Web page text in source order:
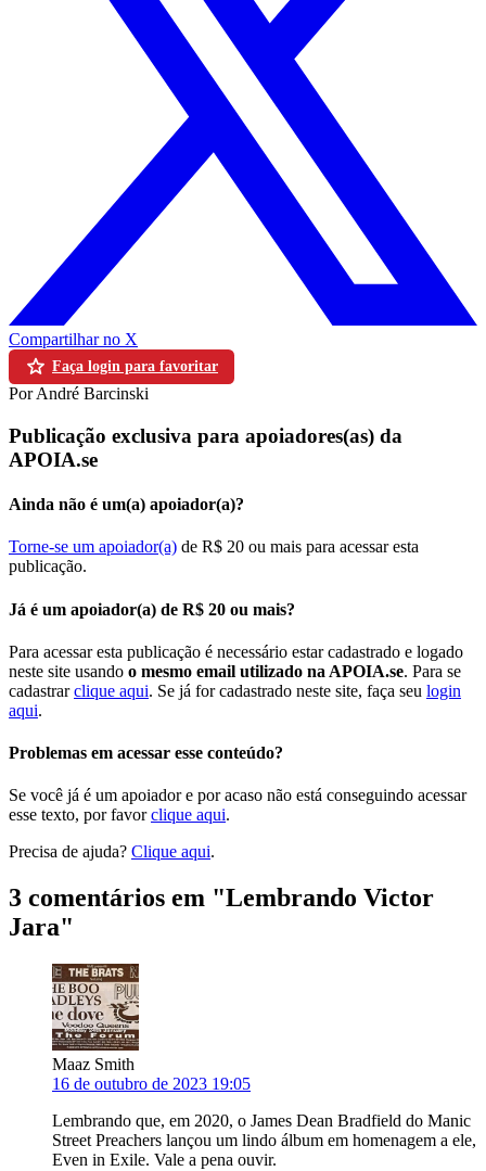
Compartilhar no X
Faça login para favoritar
Por André Barcinski
Publicação exclusiva para apoiadores(as) da
APOIA.se
Ainda não é um(a) apoiador(a)?
Torne-se um apoiador(a) de R$ 20 ou mais para acessar esta
publicação.
Já é um apoiador(a) de R$ 20 ou mais?
Para acessar esta publicação é necessário estar cadastrado e logado
neste site usando o mesmo email utilizado na APOIA.se. Para se
cadastrarclique aqui. Se já for cadastrado neste site, faça seu login
aqui.
Problemas em acessar esse conteúdo?
Se você já é um apoiador e por acaso não está conseguindo acessar
esse texto, por favorclique aqui.
Precisa de ajuda? Clique aqui.
3 comentários em "Lembrando Victor
Jara"
Maaz Smith
16 de outubro de 2023 19:05
Lembrando que, em 2020, o James Dean Bradfield do Manic
Street Preachers lançou um lindo álbum em homenagem a ele,
Even in Exile. Vale a pena ouvir.